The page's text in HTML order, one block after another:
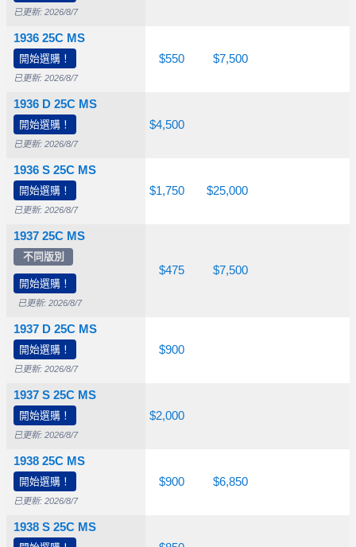
已更新: 2026/8/7
1936 25C MS
開始選購！
已更新: 2026/8/7
1936 D 25C MS
開始選購！
已更新: 2026/8/7
1936 S 25C MS
開始選購！
已更新: 2026/8/7
1937 25C MS
不同版別
開始選購！
已更新: 2026/8/7
1937 D 25C MS
開始選購！
已更新: 2026/8/7
1937 S 25C MS
開始選購！
已更新: 2026/8/7
1938 25C MS
開始選購！
已更新: 2026/8/7
1938 S 25C MS
$100 $550 $7,500
$1,000 $4,500
$265 $1,750 $25,000
$475 $7,500
$145 $900
$385 $2,000
$225 $900 $6,850